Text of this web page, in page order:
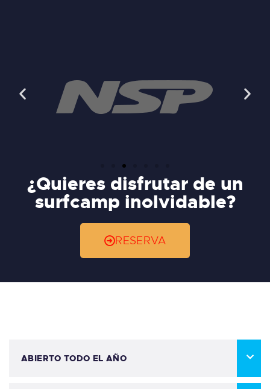
¿Quieres disfrutar de un
surfcamp inolvidable?
RESERVA
ABIERTO TODO EL AÑO